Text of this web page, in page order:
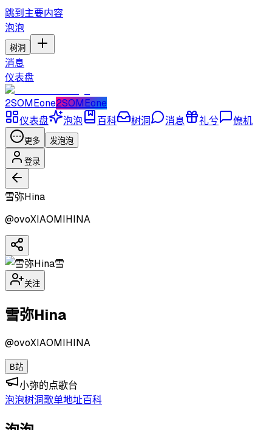
跳到主要内容
泡泡
树洞
消息
仪表盘
2SOMEone2SOMEone
仪表盘
泡泡 百科 树洞 消息 礼兮 僚机
更多 发泡泡
登录
雪弥Hina
@ovoXIAOMIHINA
雪
关注
雪弥Hina
@ovoXIAOMIHINA
B站
小弥的点歌台
泡泡树洞歌单地址百科